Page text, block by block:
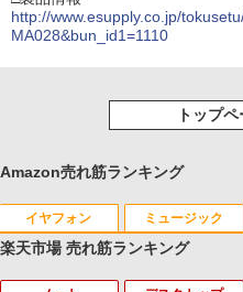
http://www.esupply.co.jp/
MA028&bun_id1=1110
トップ
Amazon売れ筋ランキング
イヤフォン ミュージック
楽天市場 売れ筋ランキング